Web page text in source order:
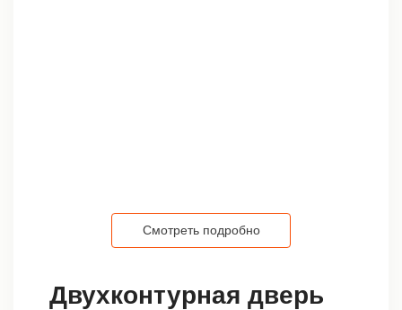
Двухконтурная дверь
Смотреть подробно